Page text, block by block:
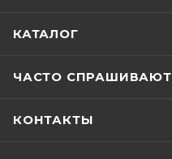
КАТАЛОГ
ЧАСТО СПРАШИВАЮТ
КОНТАКТЫ